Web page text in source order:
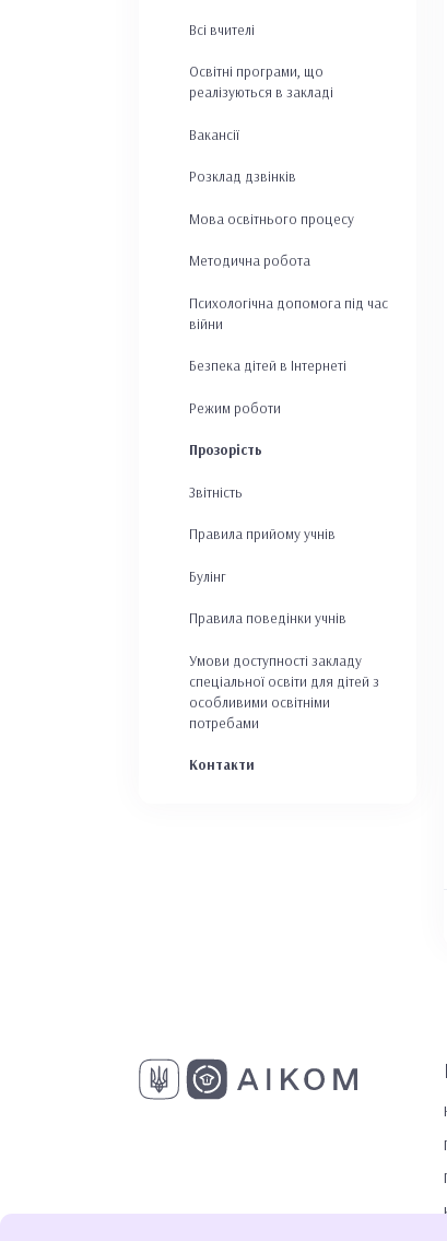
Всі вчителі
Освітні програми, що
реалізуються в закладі
Вакансії
Розклад дзвінків
Мова освітнього процесу
Методична робота
Психологічна допомога під час
війни
Безпека дітей в Інтернеті
Режим роботи
Прозорість
Звітність
Правила прийому учнів
Булінг
Правила поведінки учнів
Умови доступності закладу
спеціальної освіти для дітей з
особливими освітніми
потребами
Контакти